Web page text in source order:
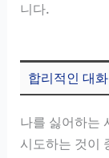
니다.
합리적인 대
나를 싫어하는
시도하는 것이